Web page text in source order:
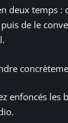
deux temps :
de le
enfoncés les